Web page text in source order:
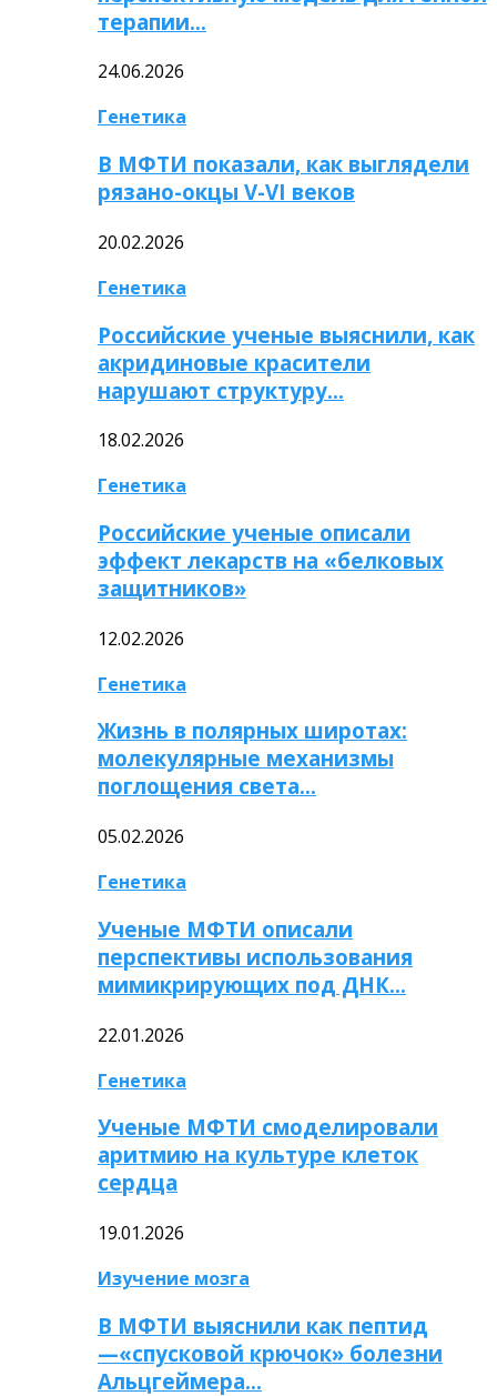
терапии…
24.06.2026
Генетика
В МФТИ показали, как выглядели
рязано-окцы V-VI веков
20.02.2026
Генетика
Российские ученые выяснили, как
акридиновые красители
нарушают структуру…
18.02.2026
Генетика
Российские ученые описали
эффект лекарств на «белковых
защитников»
12.02.2026
Генетика
Жизнь в полярных широтах:
молекулярные механизмы
поглощения света…
05.02.2026
Генетика
Ученые МФТИ описали
перспективы использования
мимикрирующих под ДНК…
22.01.2026
Генетика
Ученые МФТИ смоделировали
аритмию на культуре клеток
сердца
19.01.2026
Изучение мозга
В МФТИ выяснили как пептид
—«спусковой крючок» болезни
Альцгеймера…